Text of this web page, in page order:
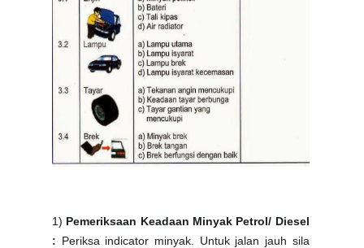
1) Pemeriksaan Keadaan Minyak Petrol/ Diesel
: Periksa indicator minyak. Untuk jalan jauh sila